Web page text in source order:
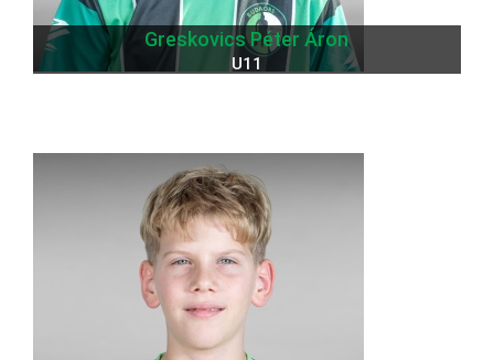
Greskovics Péter Áron
U11